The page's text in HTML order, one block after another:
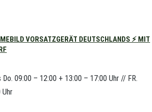
VORSATZGERÄT DEUTSCHLANDS ⚡ MIT
Do. 09:00 – 12:00 + 13:00 – 17:00 Uhr // FR.
Uhr